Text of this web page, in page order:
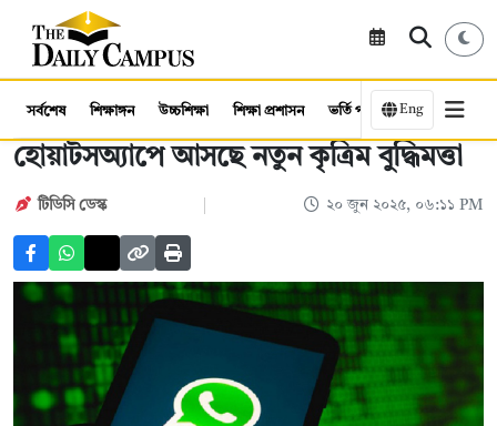
সর্বশেষ শিক্ষাঙ্গন উচ্চশিক্ষা শিক্ষা প্রশাসন ভর্তি পরীক্ষা কর্মসংস্থান
Eng
হোয়াটসঅ্যাপে আসছে নতুন কৃত্রিম বুদ্ধিমত্তা
টিডিসি ডেস্ক ২০ জুন ২০২৫, ০৬:১১ PM